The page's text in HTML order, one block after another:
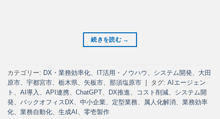
続きを読む →
カテゴリー: DX・業務効率化、 IT活用・ノウハウ 、 システム開発、 大田
原市、 宇都宮市、 栃木県、 矢板市、 那須塩原市 タグ: AIエージェン
ト 、 AI導入 、 API連携、 ChatGPT、 DX推進、 コスト削減、 システム開
発、 バックオフィスDX、 中小企業、 定型業務、 属人化解消、 業務効率
化、 業務自動化、 生成AI 、 零壱製作